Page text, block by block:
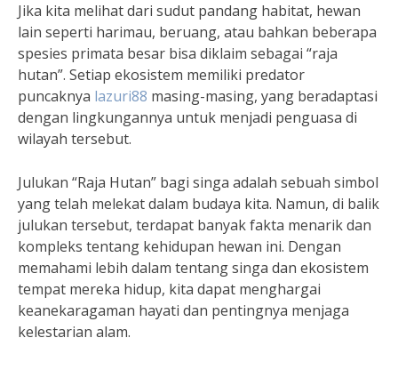
Jika kita melihat dari sudut pandang habitat, hewan
lain seperti harimau, beruang, atau bahkan beberapa
spesies primata besar bisa diklaim sebagai “raja
hutan”. Setiap ekosistem memiliki predator
puncaknya lazuri88 masing-masing, yang beradaptasi
dengan lingkungannya untuk menjadi penguasa di
wilayah tersebut.
Julukan “Raja Hutan” bagi singa adalah sebuah simbol
yang telah melekat dalam budaya kita. Namun, di balik
julukan tersebut, terdapat banyak fakta menarik dan
kompleks tentang kehidupan hewan ini. Dengan
memahami lebih dalam tentang singa dan ekosistem
tempat mereka hidup, kita dapat menghargai
keanekaragaman hayati dan pentingnya menjaga
kelestarian alam.